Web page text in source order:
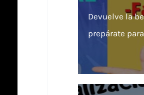
Devuelve la
prepárate